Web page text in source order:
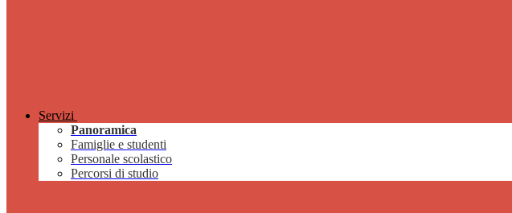
Servizi
Panoramica
Famiglie e studenti
Personale scolastico
Percorsi di studio